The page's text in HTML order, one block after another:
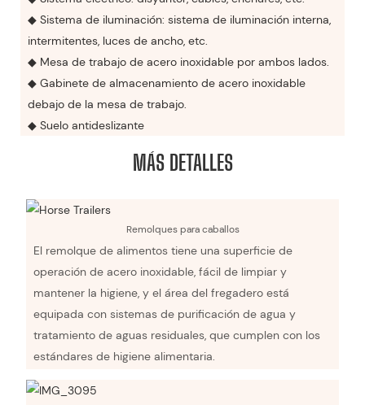
◆ Sistema de iluminación: sistema de iluminación interna,
intermitentes, luces de ancho, etc.
◆ Mesa de trabajo de acero inoxidable por ambos lados.
◆ Gabinete de almacenamiento de acero inoxidable
debajo de la mesa de trabajo.
◆ Suelo antideslizante
MÁS DETALLES
Remolques para caballos
El remolque de alimentos tiene una superficie de
operación de acero inoxidable, fácil de limpiar y
mantener la higiene, y el área del fregadero está
equipada con sistemas de purificación de agua y
tratamiento de aguas residuales, que cumplen con los
estándares de higiene alimentaria.